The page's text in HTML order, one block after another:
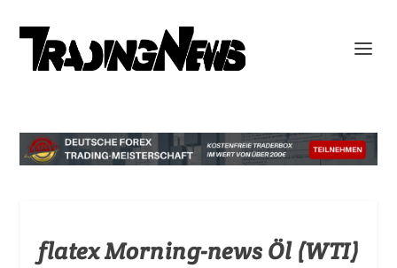
flatex Morning-news Öl (WTI)